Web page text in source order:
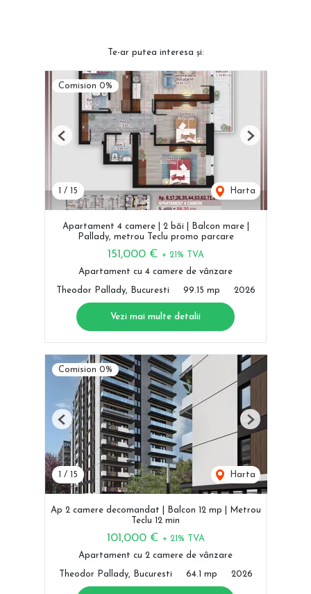
Te-ar putea interesa și:
Comision 0%
/ 15 Harta
Previous Next
Apartament 4 camere | 2 băi | Balcon mare |
Pallady, metrou Teclu promo parcare
151,000 € + 21% TVA
Apartament cu 4 camere de vânzare
Theodor Pallady, Bucuresti 99.15 mp 2026
Vezi mai multe detalii
Comision 0%
/ 15 Harta
Previous Next
Ap 2 camere decomandat | Balcon 12 mp | Metrou
Teclu 12 min
101,000 € + 21% TVA
Apartament cu 2 camere de vânzare
Theodor Pallady, Bucuresti 64.1 mp 2026